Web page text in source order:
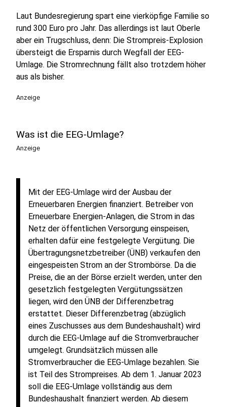
Laut Bundesregierung spart eine vierköpfige Familie so
rund 300 Euro pro Jahr. Das allerdings ist laut Oberle
aber ein Trugschluss, denn: Die Strompreis-Explosion
übersteigt die Ersparnis durch Wegfall der EEG-
Umlage. Die Stromrechnung fällt also trotzdem höher
aus als bisher.
Anzeige
Was ist die EEG-Umlage?
Anzeige
Mit der EEG-Umlage wird der Ausbau der
Erneuerbaren Energien finanziert. Betreiber von
Erneuerbare Energien-Anlagen, die Strom in das
Netz der öffentlichen Versorgung einspeisen,
erhalten dafür eine festgelegte Vergütung. Die
Übertragungsnetzbetreiber (ÜNB) verkaufen den
eingespeisten Strom an der Strombörse. Da die
Preise, die an der Börse erzielt werden, unter den
gesetzlich festgelegten Vergütungssätzen
liegen, wird den ÜNB der Differenzbetrag
erstattet. Dieser Differenzbetrag (abzüglich
eines Zuschusses aus dem Bundeshaushalt) wird
durch die EEG-Umlage auf die Stromverbraucher
umgelegt. Grundsätzlich müssen alle
Stromverbraucher die EEG-Umlage bezahlen. Sie
ist Teil des Strompreises. Ab dem 1. Januar 2023
soll die EEG-Umlage vollständig aus dem
Bundeshaushalt finanziert werden. Ab diesem